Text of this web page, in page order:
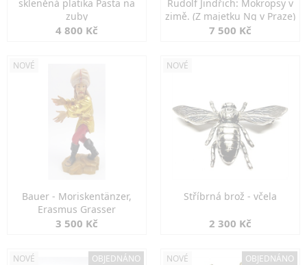
skleněná platika Pasta na
zuby
4 800 Kč
Rudolf Jindřich: Mokropsy v
zimě. (Z majetku Ng v Praze)
7 500 Kč
NOVÉ
Bauer - Moriskentänzer,
Erasmus Grasser
3 500 Kč
NOVÉ
Stříbrná brož - včela
2 300 Kč
NOVÉ OBJEDNÁNO NOVÉ OBJEDNÁNO